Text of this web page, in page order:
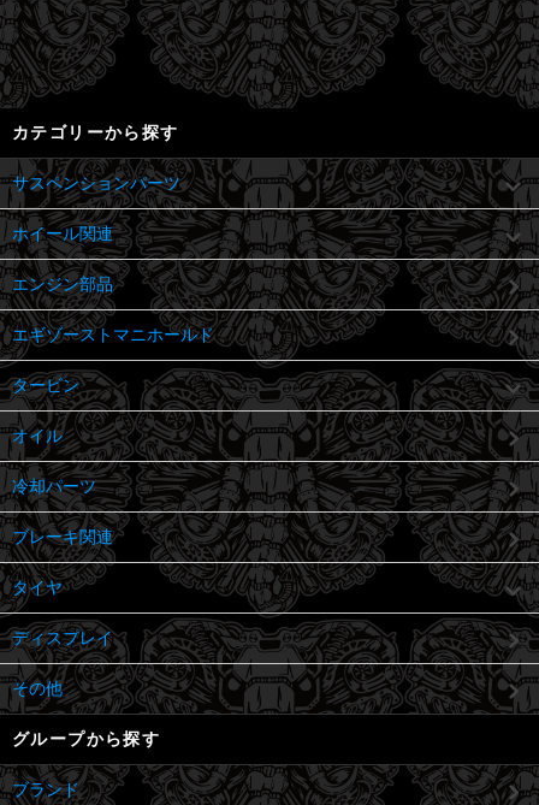
カテゴリーから探す
サスペンションパーツ
ホイール関連
エンジン部品
エギゾーストマニホールド
タービン
オイル
冷却パーツ
ブレーキ関連
タイヤ
ディスプレイ
その他
グループから探す
ブランド